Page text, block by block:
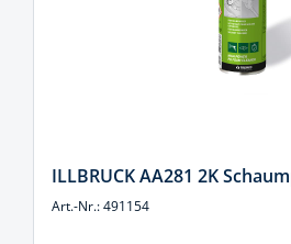
ILLBRUCK AA281 2K
Art.-Nr.: 491154